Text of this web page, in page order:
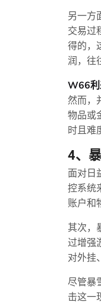
另一方
交易过
得的，
润，往
W66利
然而，
物品或
时且难
4、
面对日
控系统
账户和
其次，
过增强
对外挂
尽管暴
击这一